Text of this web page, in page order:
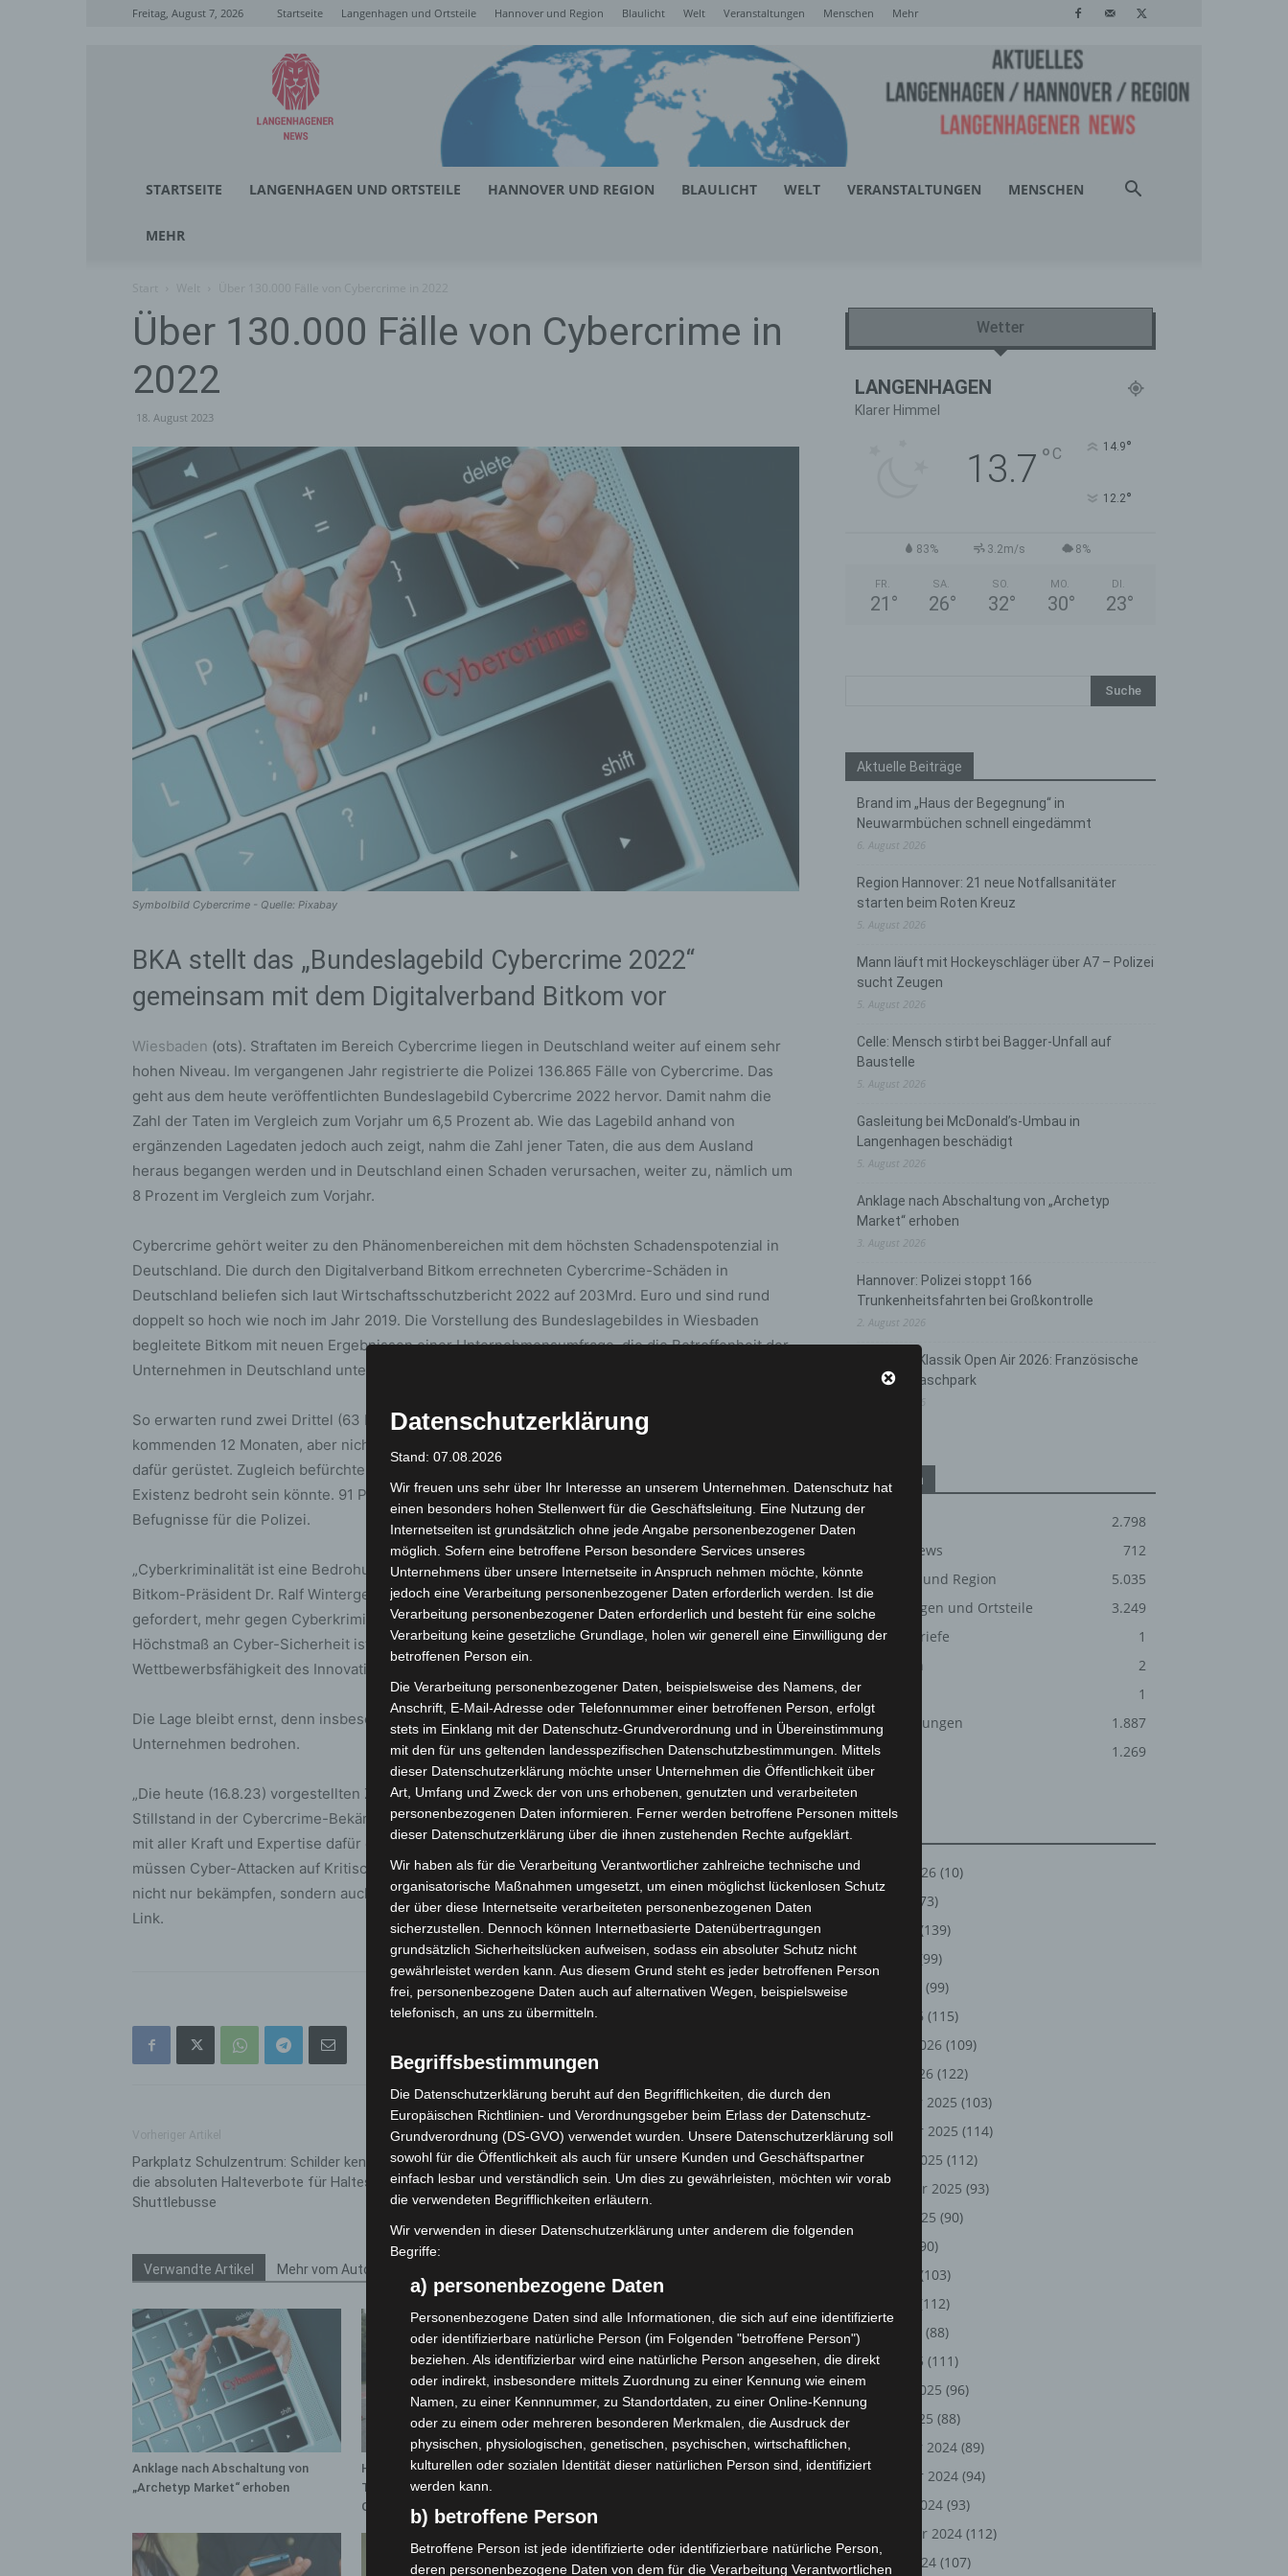
Freitag, August 7, 2026 Startseite Langenhagen und Ortsteile Hannover und Region Blaulicht Welt Veranstaltungen Menschen Mehr
Langenhagener
News
STARTSEITE LANGENHAGEN UND ORTSTEILE HANNOVER UND REGION BLAULICHT WELT VERANSTALTUNGEN MENSCHEN
MEHR
Über 130.000 Fälle von Cybercrime in
2022
18. August 2023
Symbolbild Cybercrime - Quelle: Pixabay
BKA stellt das „Bundeslagebild Cybercrime 2022“
gemeinsam mit dem Digitalverband Bitkom vor
Wiesbaden (ots). Straftaten im Bereich Cybercrime liegen in Deutschland weiter auf einem sehr
hohen Niveau. Im vergangenen Jahr registrierte die Polizei 136.865 Fälle von Cybercrime. Das
geht aus dem heute veröffentlichten Bundeslagebild Cybercrime 2022 hervor. Damit nahm die
Zahl der Taten im Vergleich zum Vorjahr um 6,5 Prozent ab. Wie das Lagebild anhand von
ergänzenden Lagedaten jedoch auch zeigt, nahm die Zahl jener Taten, die aus dem Ausland
heraus begangen werden und in Deutschland einen Schaden verursachen, weiter zu, nämlich um
8 Prozent im Vergleich zum Vorjahr.
Cybercrime gehört weiter zu den Phänomenbereichen mit dem höchsten Schadenspotenzial in
Deutschland. Die durch den Digitalverband Bitkom errechneten Cybercrime-Schäden in
Deutschland beliefen sich laut Wirtschaftsschutzbericht 2022 auf 203Mrd. Euro und sind rund
doppelt so hoch wie noch im Jahr 2019. Die Vorstellung des Bundeslagebildes in Wiesbaden
begleitete Bitkom mit neuen Ergebnissen einer Unternehmensumfrage, die die Betroffenheit der
Unternehmen in Deutschland unterstrichen.
So erwarten rund zwei Drittel (63 Prozent) der befragten Unternehmen einen Cyberangriff in den
kommenden 12 Monaten, aber nicht einmal die Hälfte von ihnen (43 Prozent) sieht sich gut genug
dafür gerüstet. Zugleich befürchten 48 Prozent, dass bei einem erfolgreichen Cyberangriff ihre
Existenz bedroht sein könnte. 91 Prozent fordern eine bessere Ausstattung, 90 Prozent mehr
Befugnisse für die Polizei.
„Cyberkriminalität ist eine Bedrohung für unsere Wirtschaft und für unsere Gesellschaft“, sagt
Bitkom-Präsident Dr. Ralf Wintergerst, „Unternehmen und Behörden sind gleichermaßen
gefordert, mehr gegen Cyberkriminalität zu tun und sollten dazu enger zusammenarbeiten. Ein
Höchstmaß an Cyber-Sicherheit ist entscheidend für die digitale Souveränität und die
Wettbewerbsfähigkeit des Innovations-Standorts Deutschland.“
Die Lage bleibt ernst, denn insbesondere Ransomware-Angriffe können die Existenz von
Unternehmen bedrohen.
„Die heute (16.8.23) vorgestellten Zahlen und Entwicklungen verdeutlichen: Wir können uns einen
Stillstand in der Cybercrime-Bekämpfung nicht erlauben. Daher werden wir uns auch weiterhin
mit aller Kraft und Expertise dafür einsetzen, für Sicherheit im Cyber-Raum zu sorgen. Wir
müssen Cyber-Attacken auf Kritische Infrastrukturen, die öffentliche Verwaltung oder Lieferketten
nicht nur bekämpfen, sondern auch besser vorbeugen können“, sagt BKA-Vizepräsidentin Martina
Link.
Parkplatz Schulzentrum: Schilder kennzeichnen
die absoluten Halteverbote für Haltestelle der
Shuttlebusse
Nächster Artikel
Claudia Kudlinski: DESTINATIONS WOW – WHAT
A RIDE
Verwandte Artikel Mehr vom Autor
Anklage nach Abschaltung von
„Archetyp Market“ erhoben
Hannover: Polizei stoppt 166
Trunkenheitsfahrten bei
Großkontrolle
Schwarz Digits und Zscaler starten
Wetter
LANGENHAGEN
Klarer Himmel
13.7 ° C 14.9°
12.2°
83% 3.2m/s 8%
FR.
21 °
SA.
26°
SO.
32°
MO.
30°
DI.
23°
Aktuelle Beiträge
Brand im „Haus der Begegnung“ in
Neuwarmbüchen schnell eingedämmt
6. August 2026
Region Hannover: 21 neue Notfallsanitäter
starten beim Roten Kreuz
5. August 2026
Mann läuft mit Hockeyschläger über A7 – Polizei
sucht Zeugen
5. August 2026
Celle: Mensch stirbt bei Bagger-Unfall auf
Baustelle
5. August 2026
Gasleitung bei McDonald’s-Umbau in
Langenhagen beschädigt
5. August 2026
Anklage nach Abschaltung von „Archetyp
Market“ erhoben
3. August 2026
Hannover: Polizei stoppt 166
Trunkenheitsfahrten bei Großkontrolle
2. August 2026
Hannover Klassik Open Air 2026: Französische
Oper im Maschpark
Kategorien
2.798
Corona-News
712
Hannover und Region
5.035
Langenhagen und Ortsteile
3.249
Leserbriefe
1
Menschen
2
Über uns
1
Veranstaltungen
1.887
Welt
1.269
August 2026 (10)
(73)
(139)
(99)
(99)
März 2026 (115)
Februar 2026 (109)
Januar 2026 (122)
Dezember 2025 (103)
November 2025 (114)
Oktober 2025 (112)
September 2025 (93)
August 2025 (90)
(90)
(103)
(112)
April 2025
(88)
März 2025 (111)
Februar 2025 (96)
Januar 2025 (88)
Dezember 2024 (89)
November 2024 (94)
Oktober 2024 (93)
September 2024 (112)
August 2024 (107)
Datenschutzerklärung
Stand: 07.08.2026
Wir freuen uns sehr über Ihr Interesse an unserem Unternehmen. Datenschutz hat
einen besonders hohen Stellenwert für die Geschäftsleitung. Eine Nutzung der
Internetseiten ist grundsätzlich ohne jede Angabe personenbezogener Daten
möglich. Sofern eine betroffene Person besondere Services unseres
Unternehmens über unsere Internetseite in Anspruch nehmen möchte, könnte
jedoch eine Verarbeitung personenbezogener Daten erforderlich werden. Ist die
Verarbeitung personenbezogener Daten erforderlich und besteht für eine solche
Verarbeitung keine gesetzliche Grundlage, holen wir generell eine Einwilligung der
betroffenen Person ein.
Die Verarbeitung personenbezogener Daten, beispielsweise des Namens, der
Anschrift, E-Mail-Adresse oder Telefonnummer einer betroffenen Person, erfolgt
stets im Einklang mit der Datenschutz-Grundverordnung und in Übereinstimmung
mit den für uns geltenden landesspezifischen Datenschutzbestimmungen. Mittels
dieser Datenschutzerklärung möchte unser Unternehmen die Öffentlichkeit über
Art, Umfang und Zweck der von uns erhobenen, genutzten und verarbeiteten
personenbezogenen Daten informieren. Ferner werden betroffene Personen mittels
dieser Datenschutzerklärung über die ihnen zustehenden Rechte aufgeklärt.
Wir haben als für die Verarbeitung Verantwortlicher zahlreiche technische und
organisatorische Maßnahmen umgesetzt, um einen möglichst lückenlosen Schutz
der über diese Internetseite verarbeiteten personenbezogenen Daten
sicherzustellen. Dennoch können Internetbasierte Datenübertragungen
grundsätzlich Sicherheitslücken aufweisen, sodass ein absoluter Schutz nicht
gewährleistet werden kann. Aus diesem Grund steht es jeder betroffenen Person
frei, personenbezogene Daten auch auf alternativen Wegen, beispielsweise
telefonisch, an uns zu übermitteln.
Begriffsbestimmungen
Die Datenschutzerklärung beruht auf den Begrifflichkeiten, die durch den
Europäischen Richtlinien- und Verordnungsgeber beim Erlass der Datenschutz-
Grundverordnung (DS-GVO) verwendet wurden. Unsere Datenschutzerklärung soll
sowohl für die Öffentlichkeit als auch für unsere Kunden und Geschäftspartner
einfach lesbar und verständlich sein. Um dies zu gewährleisten, möchten wir vorab
die verwendeten Begrifflichkeiten erläutern.
Wir verwenden in dieser Datenschutzerklärung unter anderem die folgenden
Begriffe:
a) personenbezogene Daten
Personenbezogene Daten sind alle Informationen, die sich auf eine identifizierte
oder identifizierbare natürliche Person (im Folgenden "betroffene Person")
beziehen. Als identifizierbar wird eine natürliche Person angesehen, die direkt
oder indirekt, insbesondere mittels Zuordnung zu einer Kennung wie einem
Namen, zu einer Kennnummer, zu Standortdaten, zu einer Online-Kennung
oder zu einem oder mehreren besonderen Merkmalen, die Ausdruck der
physischen, physiologischen, genetischen, psychischen, wirtschaftlichen,
kulturellen oder sozialen Identität dieser natürlichen Person sind, identifiziert
werden kann.
b) betroffene Person
Betroffene Person ist jede identifizierte oder identifizierbare natürliche Person,
deren personenbezogene Daten von dem für die Verarbeitung Verantwortlichen